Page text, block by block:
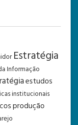
Estratégia
Informação
estudos
institucionais
produção